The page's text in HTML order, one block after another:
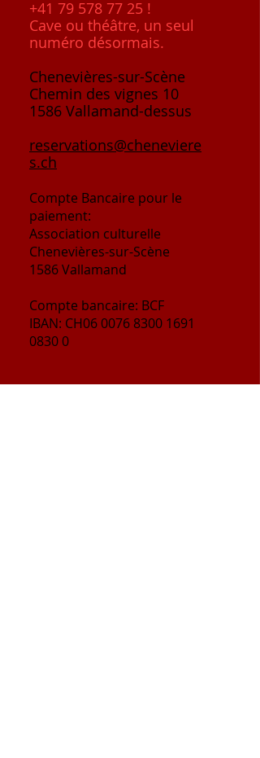
+41 79 578 77 25 !
Cave ou théâtre, un seul
numéro désormais.
Chenevières-sur-Scène
Chemin des vignes 10
1586 Vallamand-dessus
reservations@cheneviere
s.ch
Compte Bancaire pour le
paiement:
Association culturelle
Chenevières-sur-Scène
1586 Vallamand
Compte bancaire: BCF
IBAN: CH060076 8300 1691
0830 0